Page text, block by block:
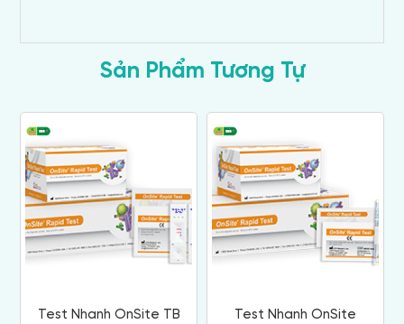
Sản Phẩm Tương Tự
Test Nhanh OnSite TB
Test Nhanh OnSite